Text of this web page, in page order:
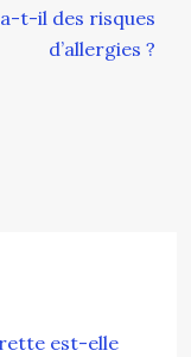
a-t-il des risques
d’allergies ?
est-elle